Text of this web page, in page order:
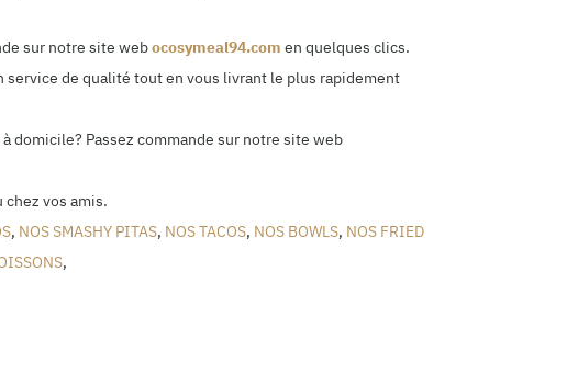
sur notre site webocosymeal94.com en quelques clics.
de qualité tout en vous livrant le plus rapidement
domicile? Passez commande sur notre site web
vos amis.
, NOS SMASHY PITAS, NOS TACOS, NOS BOWLS, NOS FRIED
,